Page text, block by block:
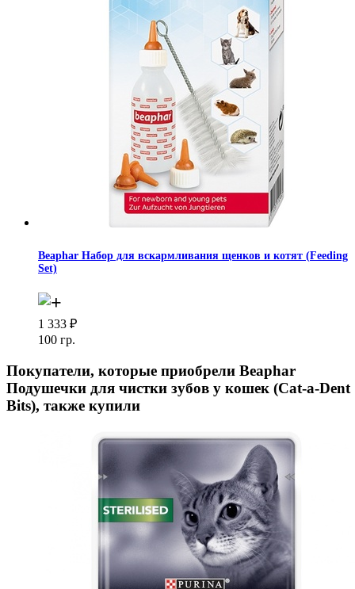
Beaphar Набор для вскармливания щенков и котят (Feeding
Set)
1 333 ₽
100 гр.
Покупатели, которые приобрели Beaphar
Подушечки для чистки зубов у кошек (Cat-a-Dent
Bits), также купили